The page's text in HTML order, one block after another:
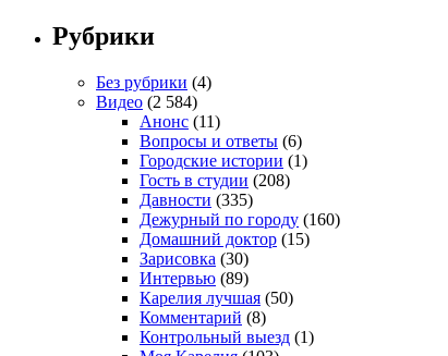
Рубрики
Без рубрики (4)
Видео (2 584)
Анонс (11)
Вопросы и ответы (6)
Городские истории (1)
Гость в студии (208)
Давности (335)
Дежурный по городу (160)
Домашний доктор (15)
Зарисовка (30)
Интервью (89)
Карелия лучшая (50)
Комментарий (8)
Контрольный выезд (1)